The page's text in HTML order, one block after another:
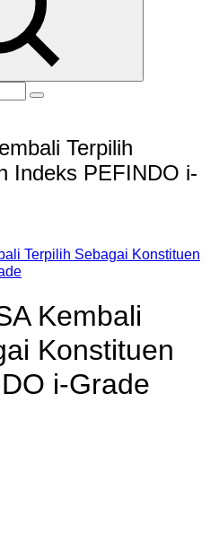
Terpilih
Indeks PEFINDO i-
Terpilih Sebagai Konstituen
Kembali
Konstituen
i-Grade